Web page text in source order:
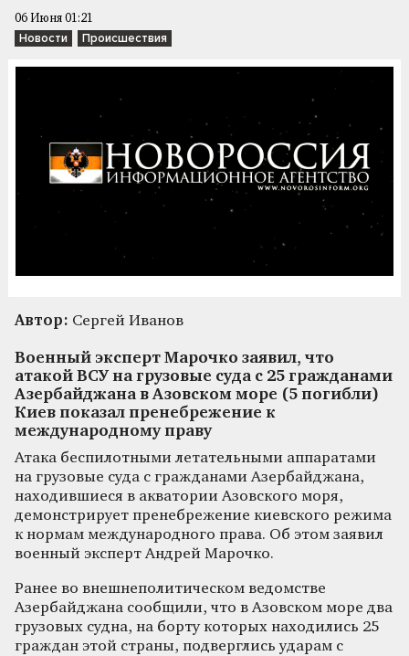
06 Июня 01:21
Новости Происшествия
Автор: Сергей Иванов
Военный эксперт Марочко заявил, что
атакой ВСУ на грузовые суда с 25 гражданами
Азербайджана в Азовском море (5 погибли)
Киев показал пренебрежение к
международному праву
Атака беспилотными летательными аппаратами
на грузовые суда с гражданами Азербайджана,
находившиеся в акватории Азовского моря,
демонстрирует пренебрежение киевского режима
к нормам международного права. Об этом заявил
военный эксперт Андрей Марочко.
Ранее во внешнеполитическом ведомстве
Азербайджана сообщили, что в Азовском море два
грузовых судна, на борту которых находились 25
граждан этой страны, подверглись ударам с